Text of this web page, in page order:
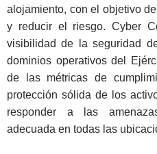
alojamiento, con el objetivo
y reducir el riesgo. Cyber
visibilidad de la seguridad
dominios operativos del
de las métricas de
protección sólida de los
responder a las
adecuada en todas las